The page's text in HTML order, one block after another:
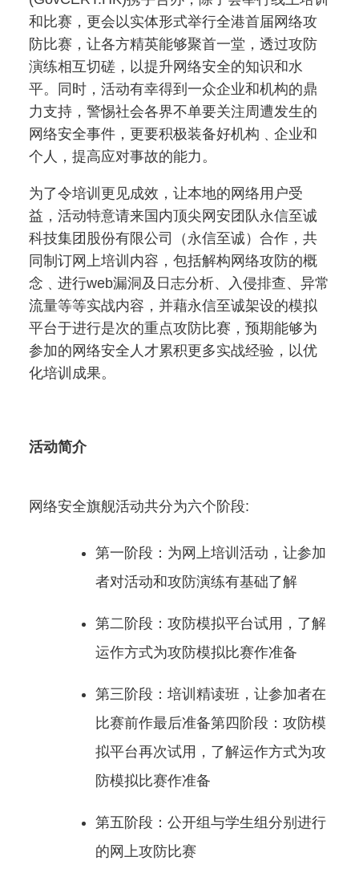
和比赛，更会以实体形式举行全港首届网络攻
防比赛，让各方精英能够聚首一堂，透过攻防
演练相互切磋，以提升网络安全的知识和水
平。同时，活动有幸得到一众企业和机构的鼎
力支持，警惕社会各界不单要关注周遭发生的
网络安全事件，更要积极装备好机构﹑企业和
个人，提高应对事故的能力。
为了令培训更见成效，让本地的网络用户受
益，活动特意请来国内顶尖网安团队永信至诚
科技集团股份有限公司（永信至诚）合作，共
同制订网上培训内容，包括解构网络攻防的概
念﹑进行web漏洞及日志分析、入侵排查、异常
流量等等实战内容，并藉永信至诚架设的模拟
平台于进行是次的重点攻防比赛，预期能够为
参加的网络安全人才累积更多实战经验，以优
化培训成果。
活动简介
网络安全旗舰活动共分为六个阶段:
第一阶段：为网上培训活动，让参加
者对活动和攻防演练有基础了解
第二阶段：攻防模拟平台试用，了解
运作方式为攻防模拟比赛作准备
第三阶段：培训精读班，让参加者在
比赛前作最后准备第四阶段：攻防模
拟平台再次试用，了解运作方式为攻
防模拟比赛作准备
第五阶段：公开组与学生组分别进行
的网上攻防比赛